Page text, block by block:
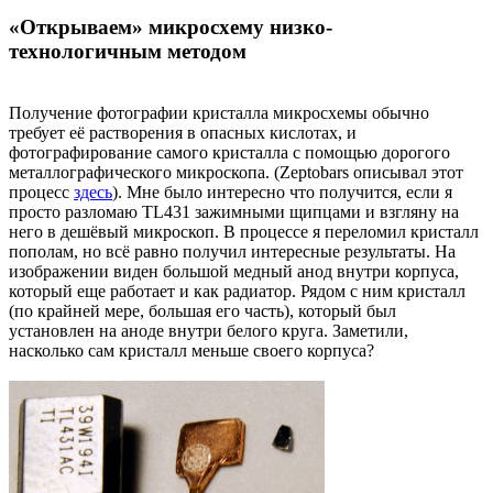
«Открываем» микросхему низко-
технологичным методом
Получение фотографии кристалла микросхемы обычно
требует её растворения в опасных кислотах, и
фотографирование самого кристалла с помощью дорогого
металлографического микроскопа. (Zeptobars описывал этот
процесс здесь). Мне было интересно что получится, если я
просто разломаю TL431 зажимными щипцами и взгляну на
него в дешёвый микроскоп. В процессе я переломил кристалл
пополам, но всё равно получил интересные результаты. На
изображении виден большой медный анод внутри корпуса,
который еще работает и как радиатор. Рядом с ним кристалл
(по крайней мере, большая его часть), который был
установлен на аноде внутри белого круга. Заметили,
насколько сам кристалл меньше своего корпуса?